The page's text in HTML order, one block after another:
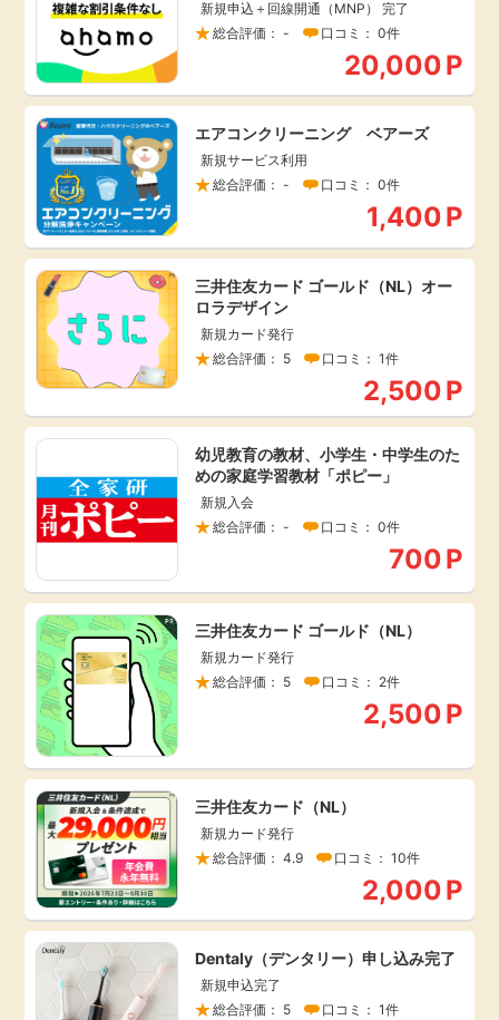
カード比較
毎日ゲット
特集一覧
GMOポイ活の使い方
ヘルプセンター
家計の固定費
新規申込＋回線開通（MNP） 完了
総合評価： -
口コミ： 0件
20,000P
エアコンクリーニング ベアーズ
新規サービス利用
総合評価： -
口コミ： 0件
1,400P
三井住友カード ゴールド（NL）オー
ロラデザイン
新規カード発行
総合評価： 5
口コミ： 1件
2,500P
幼児教育の教材、小学生・中学生のた
めの家庭学習教材「ポピー」
新規入会
総合評価： -
口コミ： 0件
700P
三井住友カード ゴールド（NL）
新規カード発行
総合評価： 5
口コミ： 2件
2,500P
三井住友カード（NL）
新規カード発行
総合評価： 4.9
口コミ： 10件
2,000P
Dentaly（デンタリー）申し込み完了
新規申込完了
総合評価： 5
口コミ： 1件